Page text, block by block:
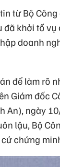
từ Bộ
khởi tố
doanh
để làm rõ
Giám đốc
An), ngày
lậu, Bộ
chứng